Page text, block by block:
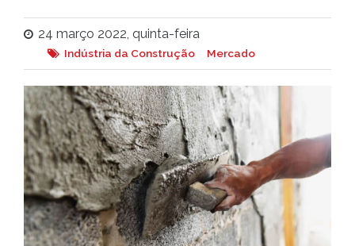
24 março 2022, quinta-feira
Indústria da Construção Mercado